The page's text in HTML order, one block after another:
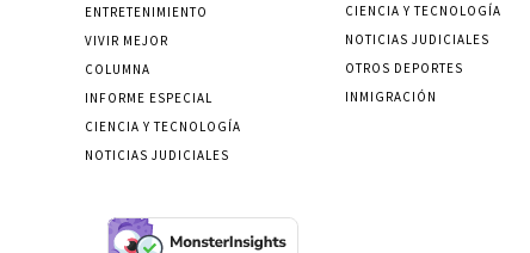
ENTRETENIMIENTO
VIVIR MEJOR
COLUMNA
INFORME ESPECIAL
CIENCIA Y TECNOLOGÍA
NOTICIAS JUDICIALES
CIENCIA Y TECNOLOGÍA
NOTICIAS JUDICIALES
OTROS DEPORTES
INMIGRACIÓN